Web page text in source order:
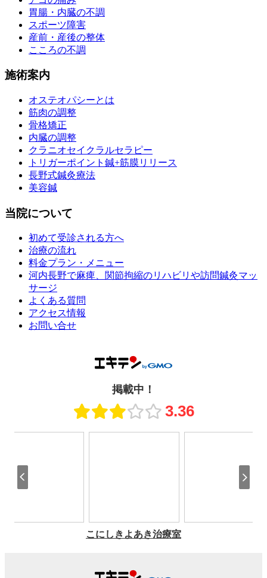
胃腸・内臓の不調
スポーツ障害
産前・産後の整体
こころの不調
施術案内
オステオパシーとは
筋肉の調整
骨格矯正
内臓の調整
クラニオセイクラルセラピー
トリガーポイント鍼+筋膜リリース
長野式鍼灸療法
美容鍼
当院について
初めて受診される方へ
治療の流れ
料金プラン・メニュー
河内長野で麻痺、関節拘縮のリハビリや訪問鍼灸マッ
サージ
よくある質問
アクセス情報
お問い合せ